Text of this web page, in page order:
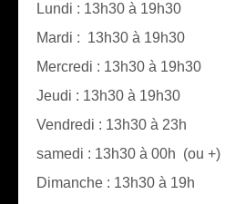
Lundi : 13h30 à 19h30
Mardi : 13h30 à 19h30
Mercredi : 13h30 à 19h30
Jeudi : 13h30 à 19h30
Vendredi : 13h30 à 23h
samedi : 13h30 à 00h (ou +)
Dimanche : 13h30 à 19h